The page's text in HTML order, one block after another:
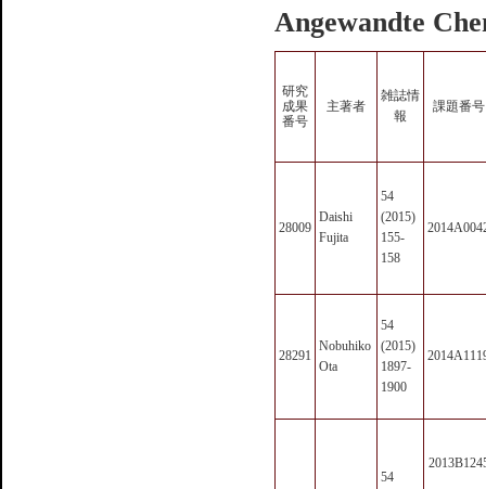
Angewandte
研究
成果
番号
主著者
雑誌情
報
課題番号
28009
Daishi
Fujita
54
(2015)
155-
158
28291
Nobuhiko
Ota
54
(2015)
1897-
1900
54